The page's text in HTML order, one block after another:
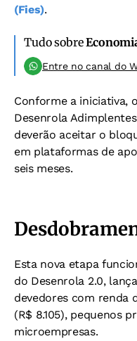
(Fies).
Tudo sobre
Entre no canal do
Conforme a iniciativa,
Desenrola
deverão aceitar o
em plataformas de
seis meses.
Esta nova etapa
do Desenrola 2.0,
devedores com renda
(R$ 8.105), pequenos
microempresas.